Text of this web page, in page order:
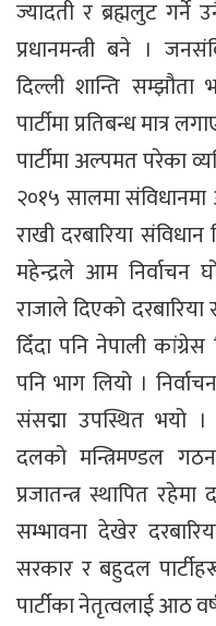
ज्यादती र ब्रह्मलुट गर्ने
प्रधानमन्त्री बने ।
दिल्ली शान्ति
पार्टीमा प्रतिबन्ध मात्र
पार्टीमा अल्पमत परेका
२०१५ सालमा
राखी दरबारिया
महेन्द्रले आम निर्वाचन
राजाले दिएको
दिँदा पनि नेपाली कांग्रेस
पनि भाग लियो ।
संसद्मा उपस्थित भयो
दलको मन्त्रिमण्डल
प्रजातन्त्र स्थापित
सम्भावना देखेर
सरकार र बहुदल
पार्टीका नेतृत्वलाई आठ